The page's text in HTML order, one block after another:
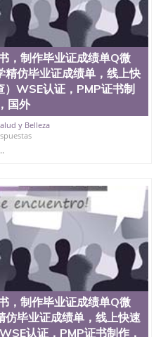
本人一起去留服递交材
果书留服直接邮寄给客户
余款。 我们对海外大学及
的材料，尺寸大小，防伪
纹，钢印LOGO烫金烫
叠。 文字图案浮雕，激光
印防伪）都有原版本文凭
客户群体的认可，同时和
做到与时俱进，及时掌握
单，资格证，学生卡，结
明等相关材料）的版本更
海外学历文凭的样版，尺
坚持较高性价比，通过品
情诠释什么是高性价比。
Q/微
绩单、教育部认证,录取通
.
、成绩单文凭、改成绩、
证、成绩单、文凭、学历
历书制作、假制作、办
文凭、文凭毕业证、毕业
证、使馆证明、使馆留学
，制作毕业证成绩单Q微
仿毕业证成绩单，线上快
）WSE认证，PMP证书制
国外
y Belleza
，制作毕业证成绩单Q微
毕业证成绩单，线上快速
认证，PMP证书制作，